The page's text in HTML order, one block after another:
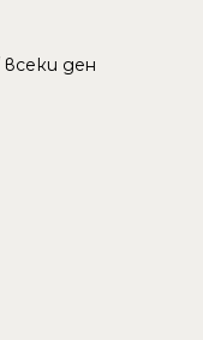
ден